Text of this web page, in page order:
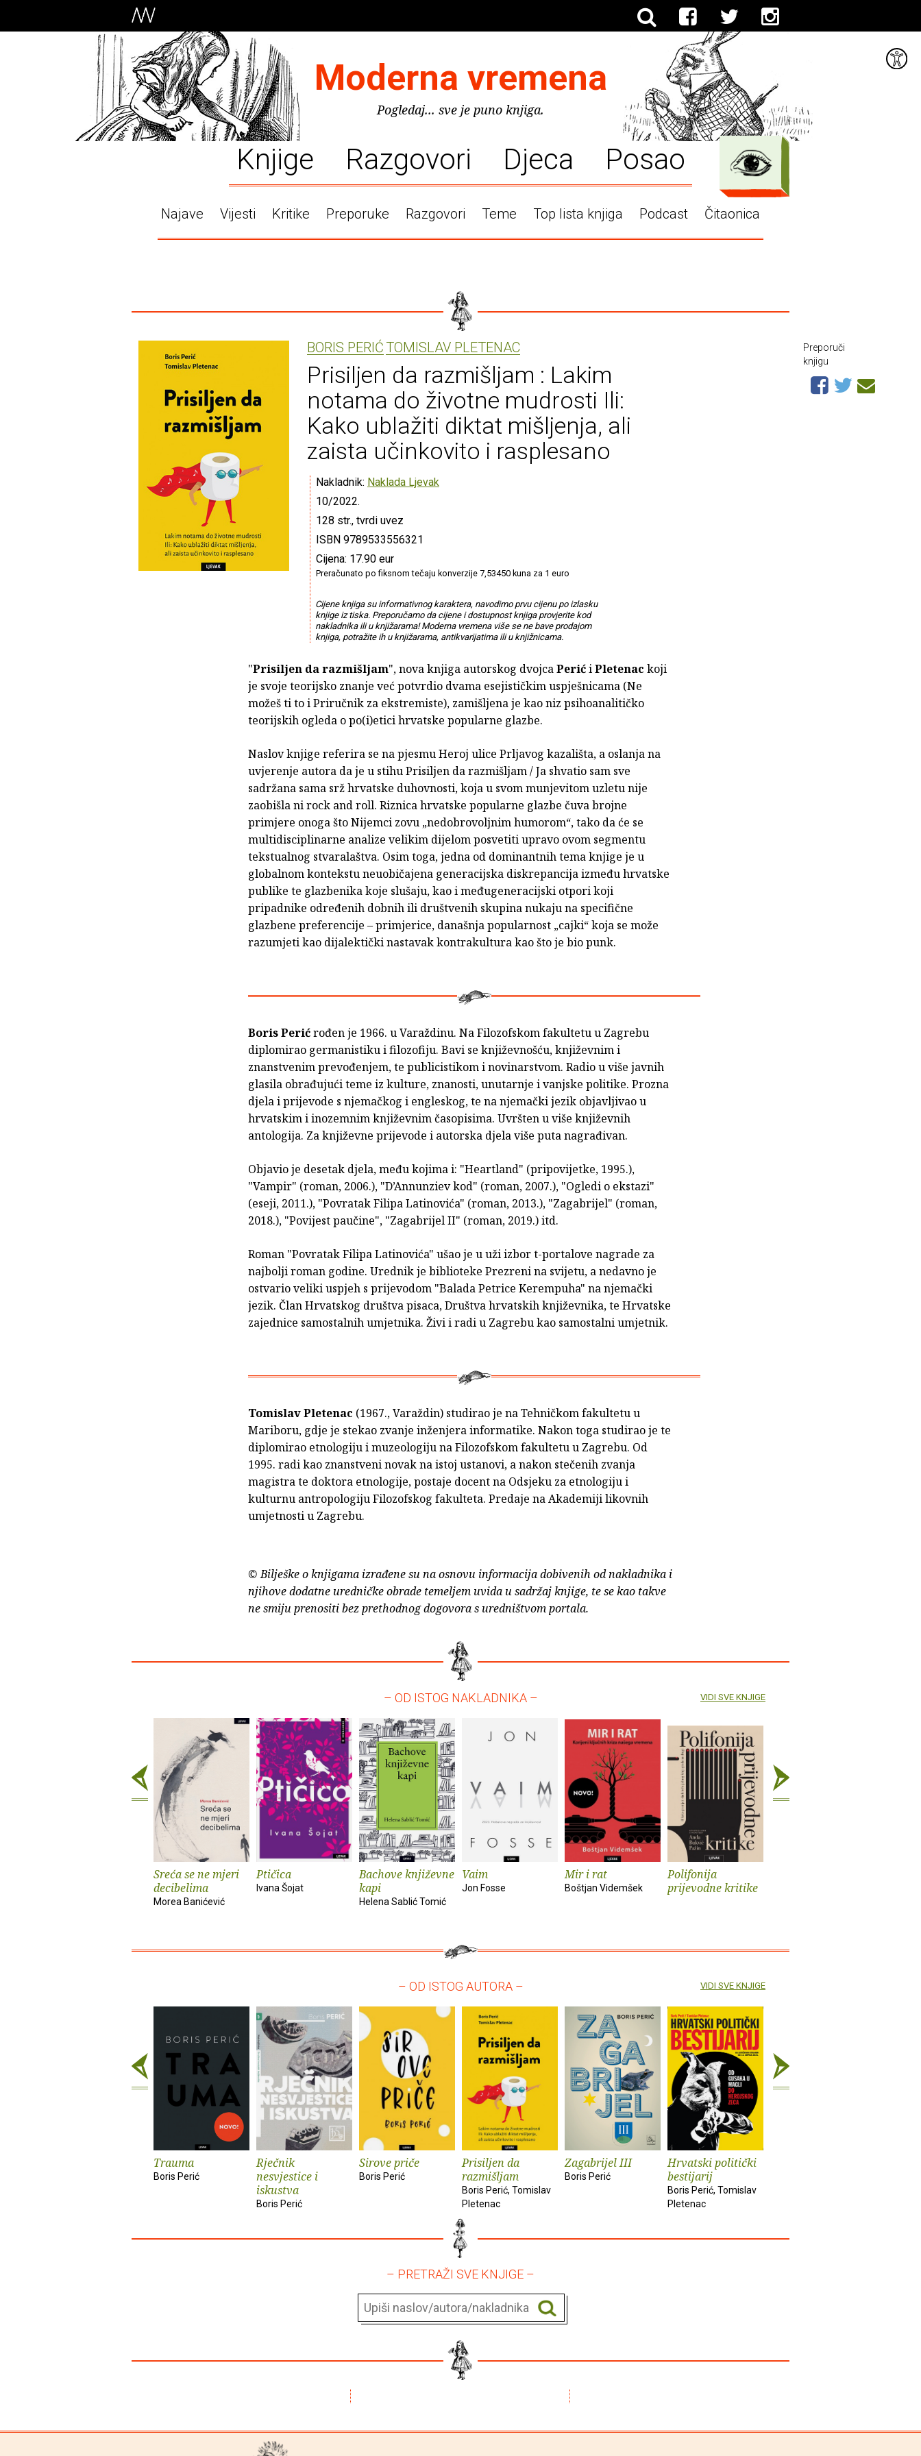
Moderna vremena
Pogledaj... sve je puno knjiga.
Knjige Razgovori Djeca Posao
Najave Vijesti Kritike Preporuke Razgovori Teme Top lista knjiga Podcast Čitaonica
BORIS PERIĆ TOMISLAV PLETENAC
Prisiljen da razmišljam : Lakim
notama do životne mudrosti Ili:
Kako ublažiti diktat mišljenja, ali
zaista učinkovito i rasplesano
Nakladnik: Naklada Ljevak
10/2022.
128 str., tvrdi uvez
ISBN 9789533556321
Cijena: 17.90 eur
Preračunato po fiksnom tečaju konverzije 7,53450 kuna za 1 euro
Cijene knjiga su informativnog karaktera, navodimo prvu cijenu po izlasku
knjige iz tiska. Preporučamo da cijene i dostupnost knjiga provjerite kod
nakladnika ili u knjižarama! Moderna vremena više se ne bave prodajom
knjiga, potražite ih u knjižarama, antikvarijatima ili u knjižnicama.
"Prisiljen da razmišljam", nova knjiga autorskog dvojcaPerićiPletenac koji
je svoje teorijsko znanje već potvrdio dvama esejističkim uspješnicama (Ne
možeš ti to i Priručnik za ekstremiste), zamišljena je kao niz psihoanalitičko
teorijskih ogleda o po(i)etici hrvatske popularne glazbe.
Naslov knjige referira se na pjesmu Heroj ulice Prljavog kazališta, a oslanja na
uvjerenje autora da je u stihu Prisiljen da razmišljam / Ja shvatio sam sve
sadržana sama srž hrvatske duhovnosti, koja u svom munjevitom uzletu nije
zaobišla ni rock and roll. Riznica hrvatske popularne glazbe čuva brojne
primjere onoga što Nijemci zovu „nedobrovoljnim humorom“, tako da će se
multidisciplinarne analize velikim dijelom posvetiti upravo ovom segmentu
tekstualnog stvaralaštva. Osim toga, jedna od dominantnih tema knjige je u
globalnom kontekstu neuobičajena generacijska diskrepancija između hrvatske
publike te glazbenika koje slušaju, kao i međugeneracijski otpori koji
pripadnike određenih dobnih ili društvenih skupina nukaju na specifične
glazbene preferencije – primjerice, današnja popularnost „cajki“ koja se može
razumjeti kao dijalektički nastavak kontrakultura kao što je bio punk.
Boris Perićrođen je 1966. u Varaždinu. Na Filozofskom fakultetu u Zagrebu
diplomirao germanistiku i filozofiju. Bavi se književnošću, književnim i
znanstvenim prevođenjem, te publicistikom i novinarstvom. Radio u više javnih
glasila obrađujući teme iz kulture, znanosti, unutarnje i vanjske politike. Prozna
djela i prijevode s njemačkog i engleskog, te na njemački jezik objavljivao u
hrvatskim i inozemnim književnim časopisima. Uvršten u više književnih
antologija. Za književne prijevode i autorska djela više puta nagrađivan.
Objavio je desetak djela, među kojima i: "Heartland" (pripovijetke, 1995.),
"Vampir" (roman, 2006.), "D’Annunziev kod" (roman, 2007.), "Ogledi o ekstazi"
(eseji, 2011.), "Povratak Filipa Latinovića" (roman, 2013.), "Zagabrijel" (roman,
2018.), "Povijest paučine", "Zagabrijel II" (roman, 2019.) itd.
Roman "Povratak Filipa Latinovića" ušao je u uži izbor t-portalove nagrade za
najbolji roman godine. Urednik je biblioteke Prezreni na svijetu, a nedavno je
ostvario veliki uspjeh s prijevodom "Balada Petrice Kerempuha" na njemački
jezik. Član Hrvatskog društva pisaca, Društva hrvatskih književnika, te Hrvatske
zajednice samostalnih umjetnika. Živi i radi u Zagrebu kao samostalni umjetnik.
Tomislav Pletenac (1967., Varaždin) studirao je na Tehničkom fakultetu u
Mariboru, gdje je stekao zvanje inženjera informatike. Nakon toga studirao je te
diplomirao etnologiju i muzeologiju na Filozofskom fakultetu u Zagrebu. Od
1995. radi kao znanstveni novak na istoj ustanovi, a nakon stečenih zvanja
magistra te doktora etnologije, postaje docent na Odsjeku za etnologiju i
kulturnu antropologiju Filozofskog fakulteta. Predaje na Akademiji likovnih
umjetnosti u Zagrebu.
© Bilješke o knjigama izrađene su na osnovu informacija dobivenih od nakladnika i
njihove dodatne uredničke obrade temeljem uvida u sadržaj knjige, te se kao takve
ne smiju prenositi bez prethodnog dogovora s uredništvom portala.
Preporuči
knjigu
– OD ISTOG NAKLADNIKA –
Sreća se ne mjeri
decibelima
Morea Banićević
Ptičica
Ivana Šojat
Bachove književne
kapi
Helena Sablić Tomić
Vaim
Jon Fosse
Mir i rat
Boštjan Videmšek
Polifonija
prijevodne kritike
VIDI SVE KNJIGE
– OD ISTOG AUTORA –
Trauma
Boris Perić
Rječnik
nesvjestice i
iskustva
Boris Perić
Sirove priče
Boris Perić
Prisiljen da
razmišljam
Boris Perić, Tomislav
Pletenac
Zagabrijel III
Boris Perić
Hrvatski politički
bestijarij
Boris Perić, Tomislav
Pletenac
VIDI SVE KNJIGE
– PRETRAŽI SVE KNJIGE –